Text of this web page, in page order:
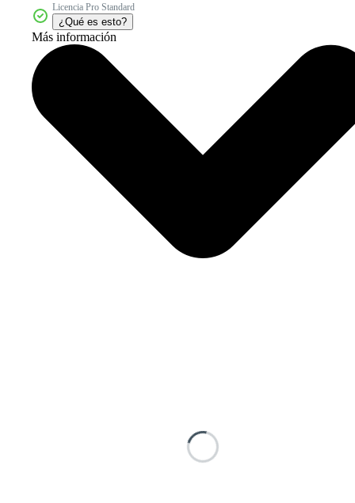
Licencia Pro Standard
¿Qué es esto?
Más información